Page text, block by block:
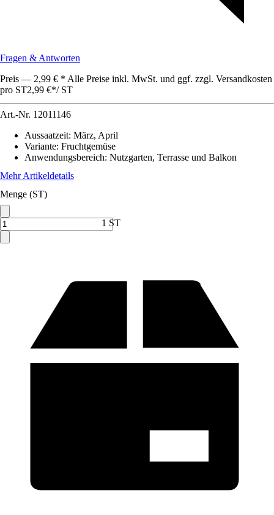
Fragen & Antworten
Preis — 2,99 € * Alle Preise inkl. MwSt. und ggf. zzgl. Versandkosten
pro ST2,99 €*/ ST
Art.-Nr. 12011146
Aussaatzeit: März, April
Variante: Fruchtgemüse
Anwendungsbereich: Nutzgarten, Terrasse und Balkon
Mehr Artikeldetails
Menge (ST)
1 ST